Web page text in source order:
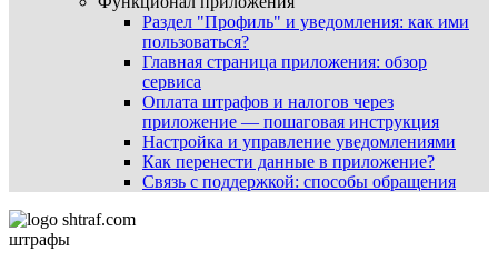
Раздел "Профиль" и уведомления: как ими
пользоваться?
Главная страница приложения: обзор
сервиса
Оплата штрафов и налогов через
приложение — пошаговая инструкция
Настройка и управление уведомлениями
Как перенести данные в приложение?
Связь с поддержкой: способы обращения
штрафы